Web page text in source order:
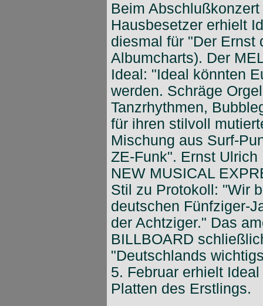
Beim
Hausbesetzer erhielt
diesmal für "Der Ernst
Albumcharts). Der
Ideal: "Ideal könnten
werden. Schräge
Tanzrhythmen,
für ihren stilvoll
Mischung aus Surf-
ZE-Funk". Ernst
NEW MUSICAL
Stil zu Protokoll: "Wir
deutschen Fünfziger-
der Achtziger." Das
BILLBOARD
"Deutschlands
5. Februar erhielt
Platten des Erstlings.